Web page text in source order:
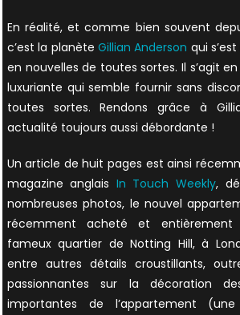
En réalité, et comme bien souvent
c’est la planète Gillian Anderson qui
en nouvelles de toutes sortes. Il s’agit
luxuriante qui semble fournir sans
toutes sortes. Rendons grâce à
actualité toujours aussi débordante !
Un article de huit pages est ainsi
magazine anglais In Touch Weekly,
nombreuses photos, le nouvel
récemment acheté et entièrement
fameux quartier de Notting Hill, à
entre autres détails croustillants,
passionnantes sur la décoration
importantes de l’appartement